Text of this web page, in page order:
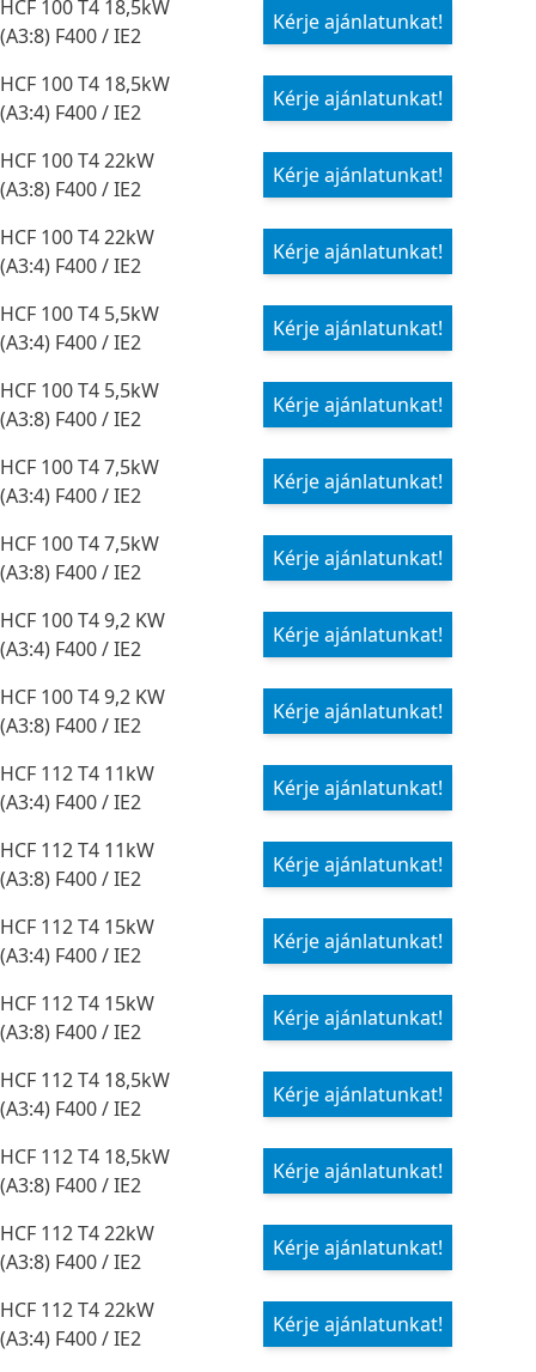
HCF 100 T4 18,5kW
(A3:8) F400 / IE2
Kérje ajánlatunkat!
HCF 100 T4 18,5kW
(A3:4) F400 / IE2
Kérje ajánlatunkat!
HCF 100 T4 22kW
(A3:8) F400 / IE2
Kérje ajánlatunkat!
HCF 100 T4 22kW
(A3:4) F400 / IE2
Kérje ajánlatunkat!
HCF 100 T4 5,5kW
(A3:4) F400 / IE2
Kérje ajánlatunkat!
HCF 100 T4 5,5kW
(A3:8) F400 / IE2
Kérje ajánlatunkat!
HCF 100 T4 7,5kW
(A3:4) F400 / IE2
Kérje ajánlatunkat!
HCF 100 T4 7,5kW
(A3:8) F400 / IE2
Kérje ajánlatunkat!
HCF 100 T4 9,2 KW
(A3:4) F400 / IE2
Kérje ajánlatunkat!
HCF 100 T4 9,2 KW
(A3:8) F400 / IE2
Kérje ajánlatunkat!
HCF 112 T4 11kW
(A3:4) F400 / IE2
Kérje ajánlatunkat!
HCF 112 T4 11kW
(A3:8) F400 / IE2
Kérje ajánlatunkat!
HCF 112 T4 15kW
(A3:4) F400 / IE2
Kérje ajánlatunkat!
HCF 112 T4 15kW
(A3:8) F400 / IE2
Kérje ajánlatunkat!
HCF 112 T4 18,5kW
(A3:4) F400 / IE2
Kérje ajánlatunkat!
HCF 112 T4 18,5kW
(A3:8) F400 / IE2
Kérje ajánlatunkat!
HCF 112 T4 22kW
(A3:8) F400 / IE2
Kérje ajánlatunkat!
HCF 112 T4 22kW
(A3:4) F400 / IE2
Kérje ajánlatunkat!